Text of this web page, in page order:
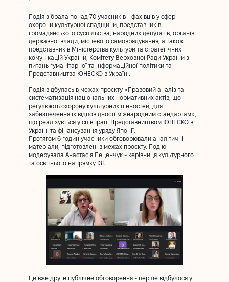
Подія зібрала понад 70 учасників - фахівців у сфері
охорони культурної спадщини, представників
громадянського суспільства, народних депутатів, органів
державної влади, місцевого самоврядування, а також
представників Міністерства культури та стратегічних
комунікацій України, Комітету Верховної Ради України з
питань гуманітарної та інформаційної політики та
Представництва ЮНЕСКО в Україні.
Подія відбулась в межах проєкту «Правовий аналіз та
систематизація національних нормативних актів, що
регулюють охорону культурних цінностей, для
забезпечення їх відповідності міжнародним стандартам»,
що реалізується у співпраці Представництвом ЮНЕСКО в
Україні та фінансування уряду Японії.
Протягом 6 годин учасники обговорювали аналітичні
матеріали, підготовлені в межах проєкту. Подію
модерувала Анастасія Пеценчук - керівниця культурного
та освітнього напрямку ІЗІ.
Це вже друге публічне обговорення - перше відбулося у